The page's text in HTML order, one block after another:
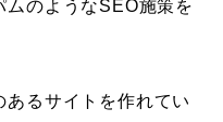
のようなSEO施策を
るサイトを作れてい